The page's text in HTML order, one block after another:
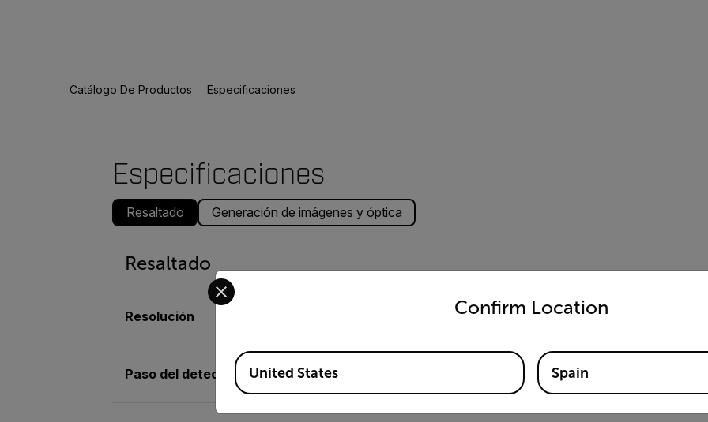
Catálogo De Productos Especificaciones
Especificaciones
Resaltado Generación de imágenes y óptica
Resaltado
Resolución
Paso del detector 30 µm
Confirm Location
Select your preferred country and language from the options below to access the
Available Locations
United States Spain